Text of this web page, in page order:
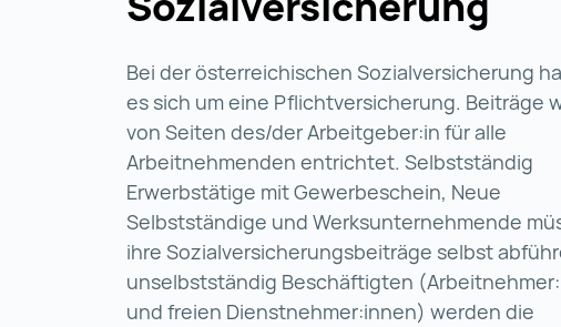
Bei der österreichischen Sozialversicherung
es sich um eine Pflichtversicherung. Beiträge
von Seiten des/der Arbeitgeber:in für alle
Arbeitnehmenden entrichtet. Selbstständig
Erwerbstätige mit Gewerbeschein, Neue
Selbstständige und Werksunternehmende
ihre Sozialversicherungsbeiträge selbst
unselbstständig Beschäftigten
und freien Dienstnehmer:innen) werden die